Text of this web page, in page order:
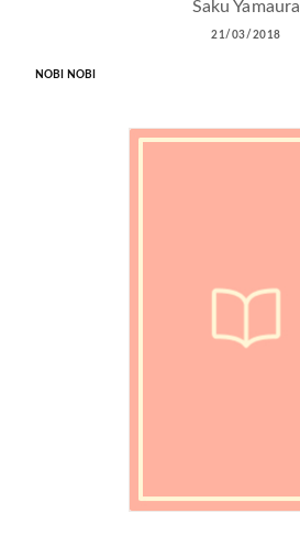
Saku Yamaura
21/03/2018
NOBI NOBI